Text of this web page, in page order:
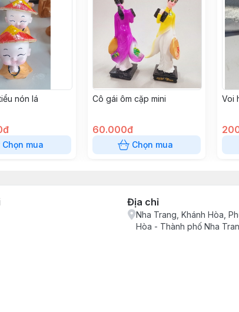
nón lá
Chọn mua
Cô gái ôm cặp mini
60.000đ
Chọn mua
Voi
Địa chỉ
Nha Trang, Khánh Hòa,
Hòa - Thành phố Nha